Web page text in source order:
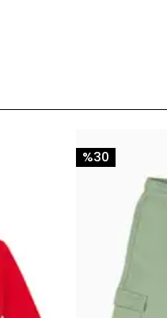
%30